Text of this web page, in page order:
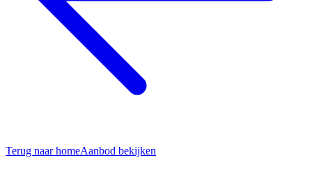
Terug naar homeAanbod bekijken